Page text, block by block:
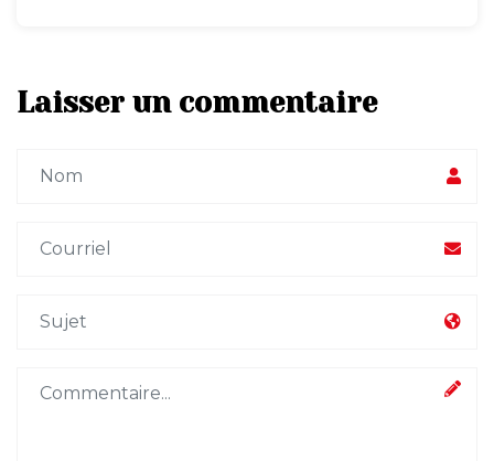
Laisser un commentaire